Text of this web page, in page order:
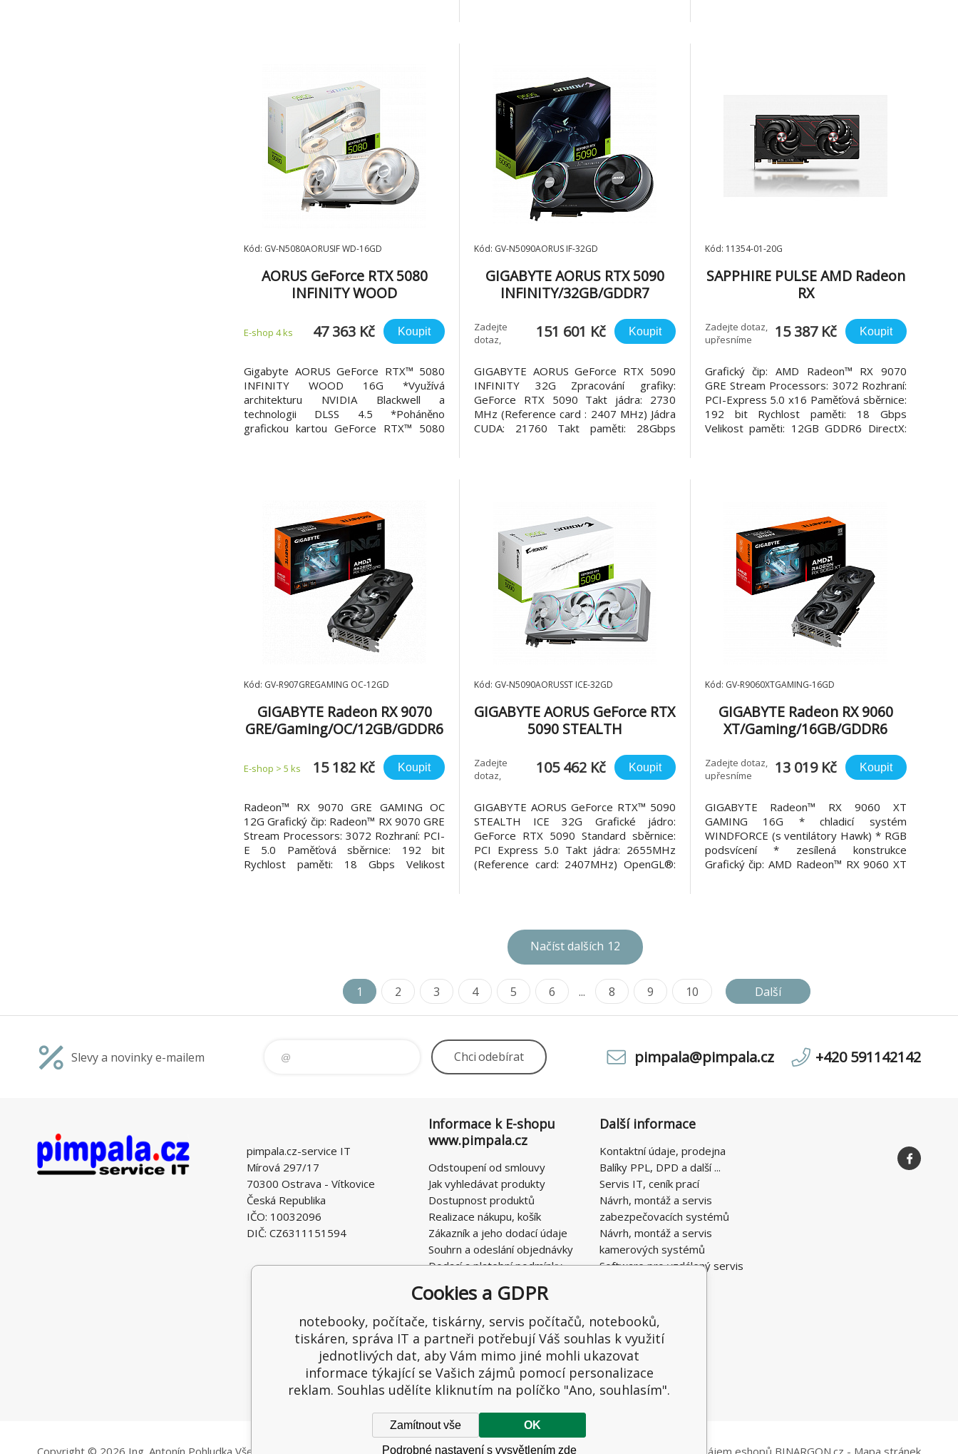
Kód: GV-N5080AORUSIF WD-16GD
AORUS GeForce RTX 5080
INFINITY WOOD
E-shop 4 ks 47 363 Kč Koupit
Gigabyte AORUS GeForce RTX™ 5080
INFINITY WOOD 16G *Využívá
architekturu NVIDIA Blackwell a
technologii DLSS 4.5 *Poháněno
grafickou kartou GeForce RTX™ 5080
Kód: GV-N5090AORUS IF-32GD
GIGABYTE AORUS RTX 5090
INFINITY/32GB/GDDR7
Zadejte
dotaz,
151 601 Kč Koupit
GIGABYTE AORUS GeForce RTX 5090
INFINITY 32G Zpracování grafiky:
GeForce RTX 5090 Takt jádra: 2730
MHz (Reference card : 2407 MHz) Jádra
CUDA: 21760 Takt paměti: 28Gbps
Kód: 11354-01-20G
SAPPHIRE PULSE AMD Radeon
RX
6
Zadejte dotaz,
upřesníme
15 387 Kč Koupit
Grafický čip: AMD Radeon™ RX 9070
GRE Stream Processors: 3072 Rozhraní:
PCI-Express 5.0 x16 Paměťová sběrnice:
192 bit Rychlost paměti: 18 Gbps
Velikost paměti: 12GB GDDR6 DirectX:
Kód: GV-R907GREGAMING OC-12GD
GIGABYTE Radeon RX 9070
GRE/Gaming/OC/12GB/GDDR6
E-shop > 5 ks 15 182 Kč Koupit
Radeon™ RX 9070 GRE GAMING OC
12G Grafický čip: Radeon™ RX 9070 GRE
Stream Processors: 3072 Rozhraní: PCI-
E 5.0 Paměťová sběrnice: 192 bit
Rychlost paměti: 18 Gbps Velikost
Kód: GV-N5090AORUSST ICE-32GD
GIGABYTE AORUS GeForce RTX
5090 STEALTH
Zadejte
dotaz,
105 462 Kč Koupit
GIGABYTE AORUS GeForce RTX™ 5090
STEALTH ICE 32G Grafické jádro:
GeForce RTX 5090 Standard sběrnice:
PCI Express 5.0 Takt jádra: 2655MHz
(Reference card: 2407MHz) OpenGL®:
7680x4320 V
Kód: GV-R9060XTGAMING-16GD
GIGABYTE Radeon RX 9060
XT/Gaming/16GB/GDDR6
Zadejte dotaz,
upřesníme
13 019 Kč Koupit
GIGABYTE Radeon™ RX 9060 XT
GAMING 16G * chladicí systém
WINDFORCE (s ventilátory Hawk) * RGB
podsvícení * zesílená konstrukce
Grafický čip: AMD Radeon™ RX 9060 XT
Načíst dalších 12
1 2 3 4 5 6 ... 8 9 10 Další
Slevy a novinky e-mailem Chciodebírat pimpala@pimpala.cz +420 591142142
pimpala.cz-service IT
Mírová 297/17
70300 Ostrava - Vítkovice
Česká Republika
IČO: 10032096
DIČ: CZ6311151594
Informace k E-shopu
www.pimpala.cz
Odstoupení od smlouvy
Jak vyhledávat produkty
Dostupnost produktů
Realizace nákupu, košík
Zákazník a jeho dodací údaje
Souhrn a odeslání objednávky
Dodací a platební podmínky
Obchodní podmínky E-SHOPU
Ochrana osobních údajů
Řešení nedostatků, reklamace
Kontaktní formulář
Další informace
Kontaktní údaje, prodejna
Balíky PPL, DPD a další ...
Servis IT, ceník prací
Návrh, montáž a servis
zabezpečovacích systémů
Návrh, montáž a servis
kamerových systémů
Software pro vzdálený servis
Cookies a GDPR
notebooky, počítače, tiskárny, servis počítačů, notebooků,
tiskáren, správa IT a partneři potřebují Váš souhlas k využití
jednotlivých dat, aby Vám mimo jiné mohli ukazovat
informace týkající se Vašich zájmů pomocí personalizace
reklam. Souhlas udělíte kliknutím na políčko "Ano, souhlasím".
Zamítnout vše OK
Podrobné nastavení s vysvětlením zde